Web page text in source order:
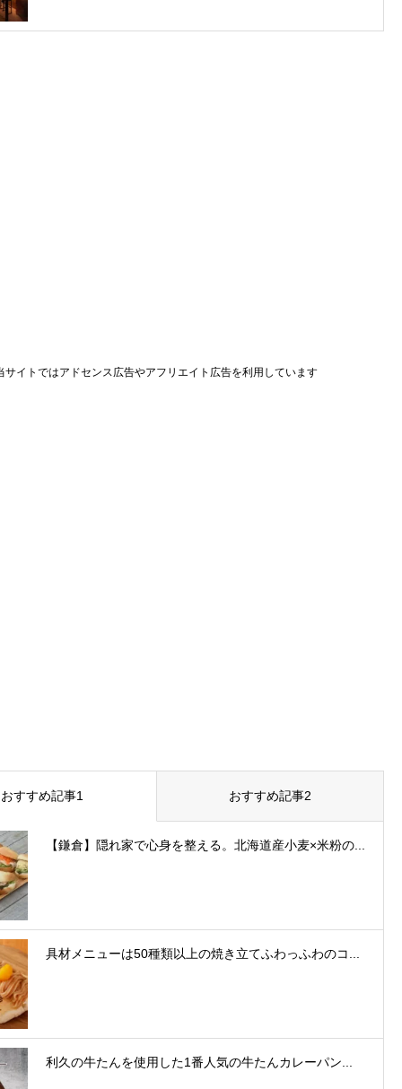
サイトではアドセンス広告やアフリエイト広告を利用しています
おすすめ記事1 おすすめ記事2
【鎌倉】隠れ家で心身を整える。北海道産小麦×米粉の...
具材メニューは50種類以上の焼き立てふわっふわのコ...
利久の牛たんを使用した⁠1番人気の牛たんカレーパン...